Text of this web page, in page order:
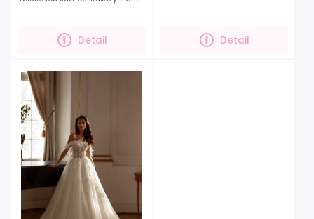
Detail
elegantne. Šaty krásne zvýraznia...
Detail